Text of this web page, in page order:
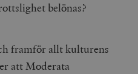
belönas?
framför allt kulturens
att Moderata